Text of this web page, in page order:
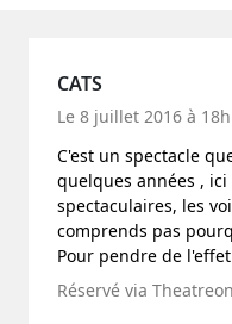
CATS
Le 8 juillet 2016 à
C'est un spectacle
quelques années ,
spectaculaires, les
comprends pas
Pour pendre de
Réservé via